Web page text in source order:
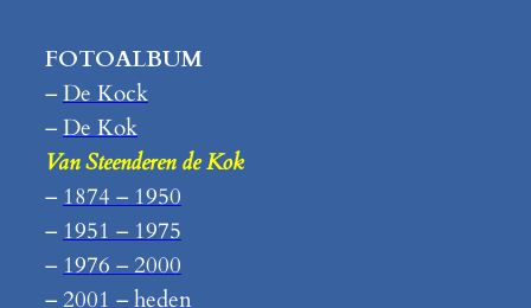
FOTOALBUM
–De Kock
–De Kok
Van Steenderen de Kok
– 1874 – 1950
– 1951 – 1975
– 1976 – 2000
–2001 – heden